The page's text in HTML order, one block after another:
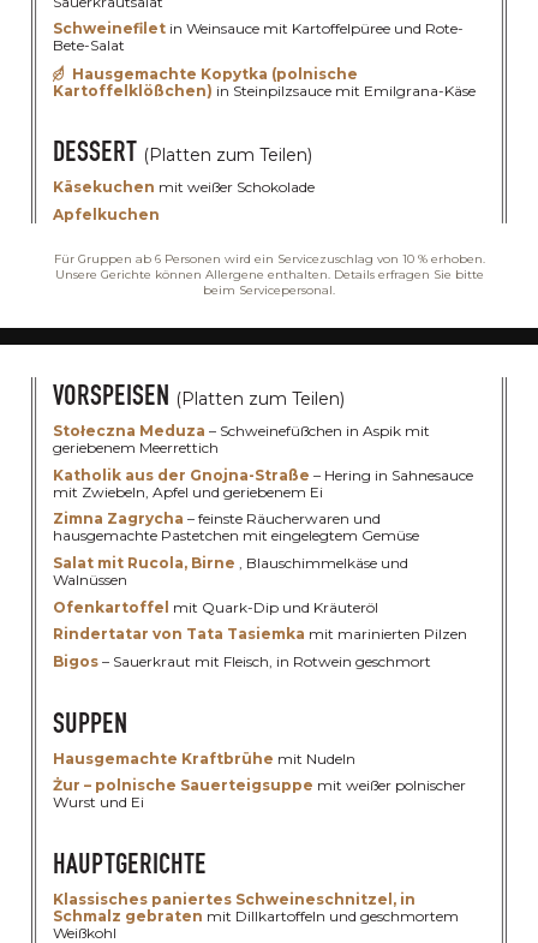
Schweinefilet in Weinsauce mit Kartoffelpüree und Rote-
Bete-Salat
Hausgemachte Kopytka (polnische
Kartoffelklößchen) in Steinpilzsauce mit Emilgrana-Käse
DESSERT (Platten zum Teilen)
Käsekuchen mit weißer Schokolade
Apfelkuchen
Für Gruppen ab 6 Personen wird ein Servicezuschlag von 10 % erhoben.
Unsere Gerichte können Allergene enthalten. Details erfragen Sie bitte
beim Servicepersonal.
DIE REICH
VORSPEISEN (Platten zum Teilen)
Stołeczna Meduza – Schweinefüßchen in Aspik mit
geriebenem Meerrettich
Katholik aus der Gnojna-Straße – Hering in Sahnesauce
mit Zwiebeln, Apfel und geriebenem Ei
Zimna Zagrycha – feinste Räucherwaren und
hausgemachte Pastetchen mit eingelegtem Gemüse
Salat mit Rucola, Birne , Blauschimmelkäse und
Walnüssen
Ofenkartoffel mit Quark-Dip und Kräuteröl
Rindertatar von Tata Tasiemka mit marinierten Pilzen
Bigos – Sauerkraut mit Fleisch, in Rotwein geschmort
SUPPEN
Hausgemachte Kraftbrühe mit Nudeln
Żur – polnische Sauerteigsuppe mit weißer polnischer
Wurst und Ei
HAUPTGERICHTE
Klassisches paniertes Schweineschnitzel, in
Schmalz gebraten mit Dillkartoffeln und geschmortem
Weißkohl